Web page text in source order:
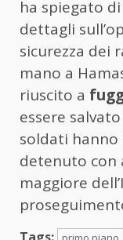
ha spiegato
dettagli
sicurezza dei
mano a
riuscito a
essere
soldati hanno
detenuto con
maggiore